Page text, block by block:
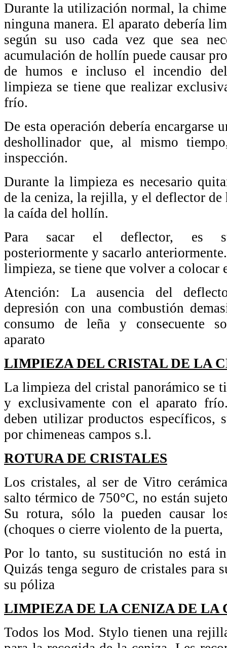
Durante la utilización normal, la
ninguna manera. El aparato debería
según su uso cada vez que sea
acumulación de hollín puede causar
de humos e incluso el incendio
limpieza se tiene que realizar
frío.
De esta operación debería encargarse
deshollinador que, al mismo
inspección.
Durante la limpieza es necesario
de la ceniza, la rejilla, y el deflector de
la caída del hollín.
Para sacar el deflector, es
posteriormente y sacarlo
limpieza, se tiene que volver a colocar
Atención: La ausencia del
depresión con una combustión
consumo de leña y consecuente
aparato
LIMPIEZA DEL CRISTAL DE LA
La limpieza del cristal panorámico se
y exclusivamente con el aparato
deben utilizar productos específicos,
por chimeneas campos s.l.
ROTURA DE CRISTALES
Los cristales, al ser de Vitro
salto térmico de 750°C, no están
Su rotura, sólo la pueden causar
(choques o cierre violento de la puerta,
Por lo tanto, su sustitución no está
Quizás tenga seguro de cristales para
su póliza
LIMPIEZA DE LA CENIZA DE LA
Todos los Mod. Stylo tienen una